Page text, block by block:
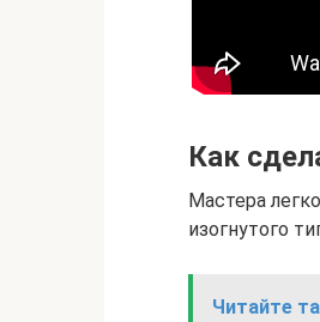
Как
Мастера
изогнутого
Читайте